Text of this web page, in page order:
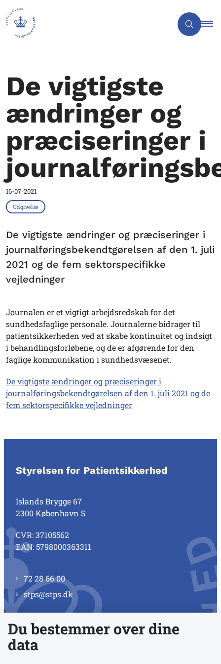
De vigtigste
ændringer og
præciseringer i
16-07-2021
Udgivelse
De vigtigste ændringer og præciseringer i
journalføringsbekendtgørelsen af den 1. juli
2021 og de fem sektorspecifikke
vejledninger
Journalen er et vigtigt arbejdsredskab for det
sundhedsfaglige personale. Journalerne bidrager til
patientsikkerheden ved at skabe kontinuitet og indsigt
i behandlingsforløbene, og de er afgørende for den
faglige kommunikation i sundhedsvæsenet.
De vigtigste ændringer og præciseringer i
journalføringsbekendtgørelsen af den 1. juli 2021 og de
fem sektorspecifikke vejledninger
Styrelsen for Patientsikkerhed
Islands Brygge 67
2300 København S
CVR: 37105562
EAN: 5798000363311
72 28 66 00
stps@stps.dk
Se alle kontaktnumre
Du bestemmer over dine
data